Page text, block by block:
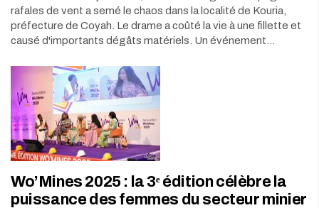
rafales de vent a semé le chaos dans la localité de Kouria,
préfecture de Coyah. Le drame a coûté la vie à une fillette et
causé d'importants dégâts matériels. Un événement…
Wo’Mines 2025 : la 3ᵉ édition célèbre la
puissance des femmes du secteur minier